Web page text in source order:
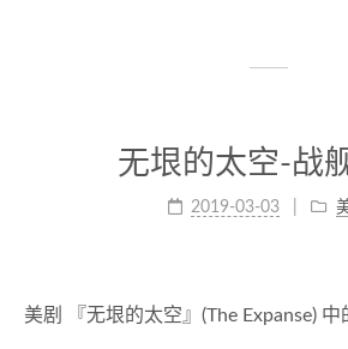
无垠的太空-战
2019-03-03
美剧 『无垠的太空』(The Expanse) 中